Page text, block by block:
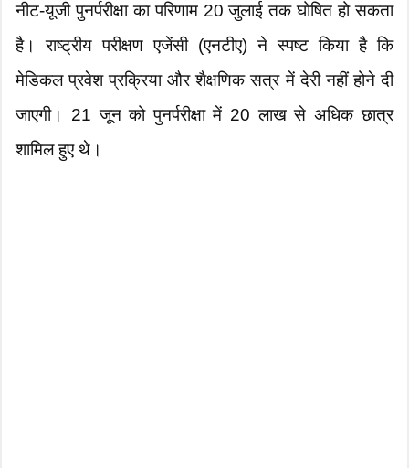
नीट-यूजी पुनर्परीक्षा का परिणाम 20 जुलाई तक घोषित हो सकता
है। राष्ट्रीय परीक्षण एजेंसी (एनटीए) ने स्पष्ट किया है कि
मेडिकल प्रवेश प्रक्रिया और शैक्षणिक सत्र में देरी नहीं होने दी
जाएगी। 21 जून को पुनर्परीक्षा में 20 लाख से अधिक छात्र
शामिल हुए थे।